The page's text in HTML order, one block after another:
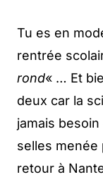
Tu es en
rentrée
rond« … Et
deux car la
jamais
selles menée
retour à